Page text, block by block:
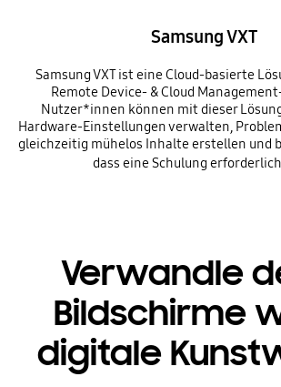
Samsung VXT
Samsung VXT ist eine Cloud-basierte
Remote Device- & Cloud
Nutzer*innen können mit dieser
Hardware-Einstellungen verwalten,
gleichzeitig mühelos Inhalte erstellen und
dass eine Schulung
Verwandle
Bildschirme
digitale